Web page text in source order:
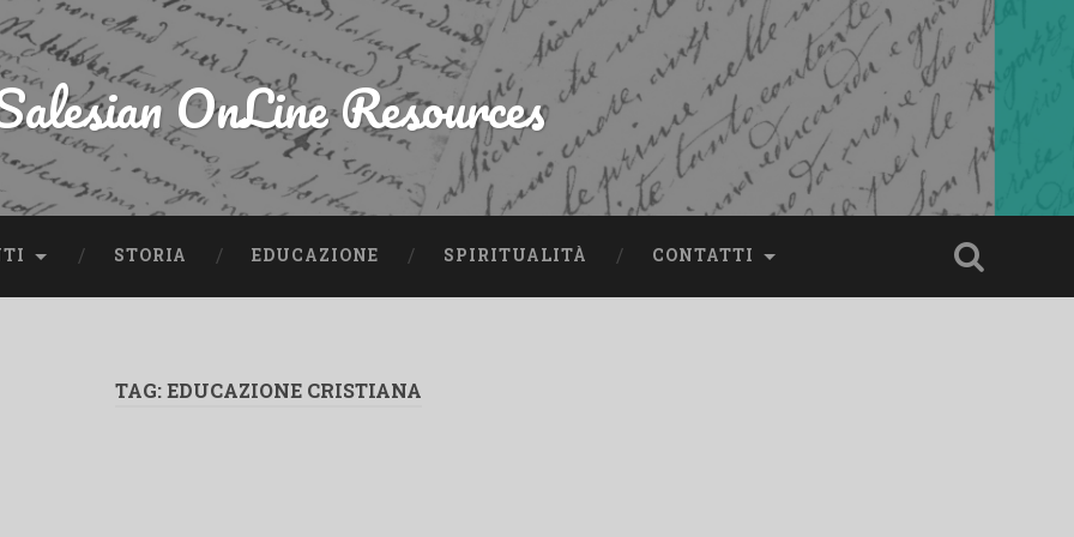
OnLine Resources
STORIA EDUCAZIONE SPIRITUALITÀ CONTATTI
TAG:EDUCAZIONE CRISTIANA